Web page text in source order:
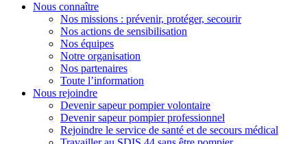
Nous connaître
Nos missions : prévenir, protéger, secourir
Nos actions de sensibilisation
Nos équipes
Notre organisation
Nos partenaires
Toute l’information
Nous rejoindre
Devenir sapeur pompier volontaire
Devenir sapeur pompier professionnel
Rejoindre le service de santé et de secours médical